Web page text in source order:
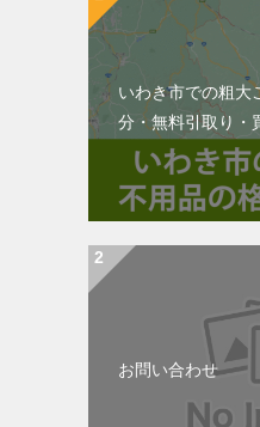
いわき市での粗大
分・無料引取り・
お問い合わせ